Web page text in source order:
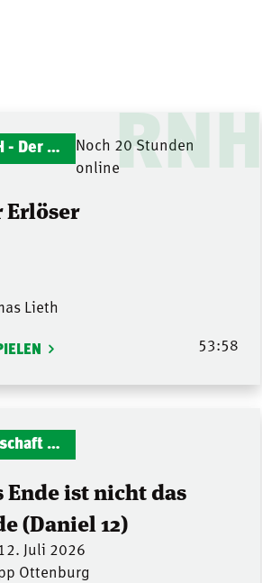
RNH
RNH - Der Mitternachtsruf
Noch 20 Stunden
online
Erlöser
Lieth
53:58
Botschaft Zionshalle
Ende ist nicht das
(Daniel 12)
Juli 2026
Ottenburg